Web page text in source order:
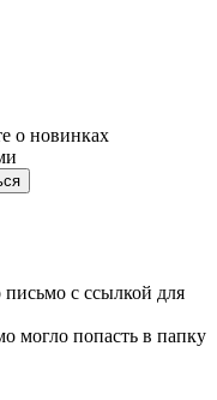
о новинках
с ссылкой для
могло попасть в папку